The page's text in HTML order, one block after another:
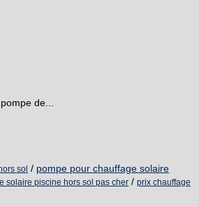
de...
sol / pompe pour chauffage solaire
solaire piscine hors sol pas cher / prix chauffage